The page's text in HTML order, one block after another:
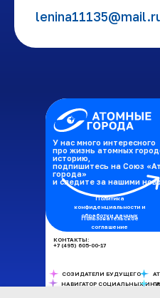
У нас много интересного
про жизнь атомных
историю,
подпишитесь на Союз
города»
и следите за нашими
КОНТАКТЫ:
+7 (495) 605-00-17
СОЗИДАТЕЛИ БУДУЩЕГО
НАВИГАТОР СОЦИАЛЬНЫХ
Политика
конфиденциальности и
обработки данных
Пользовательское
соглашение